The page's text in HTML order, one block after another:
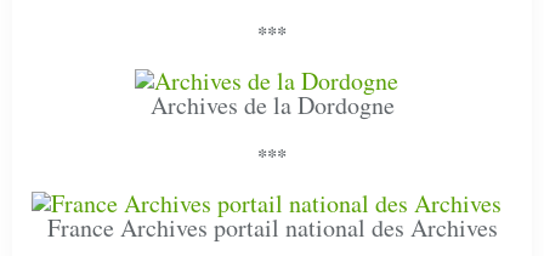
***
Archives de la Dordogne
***
France Archives portail national des Archives